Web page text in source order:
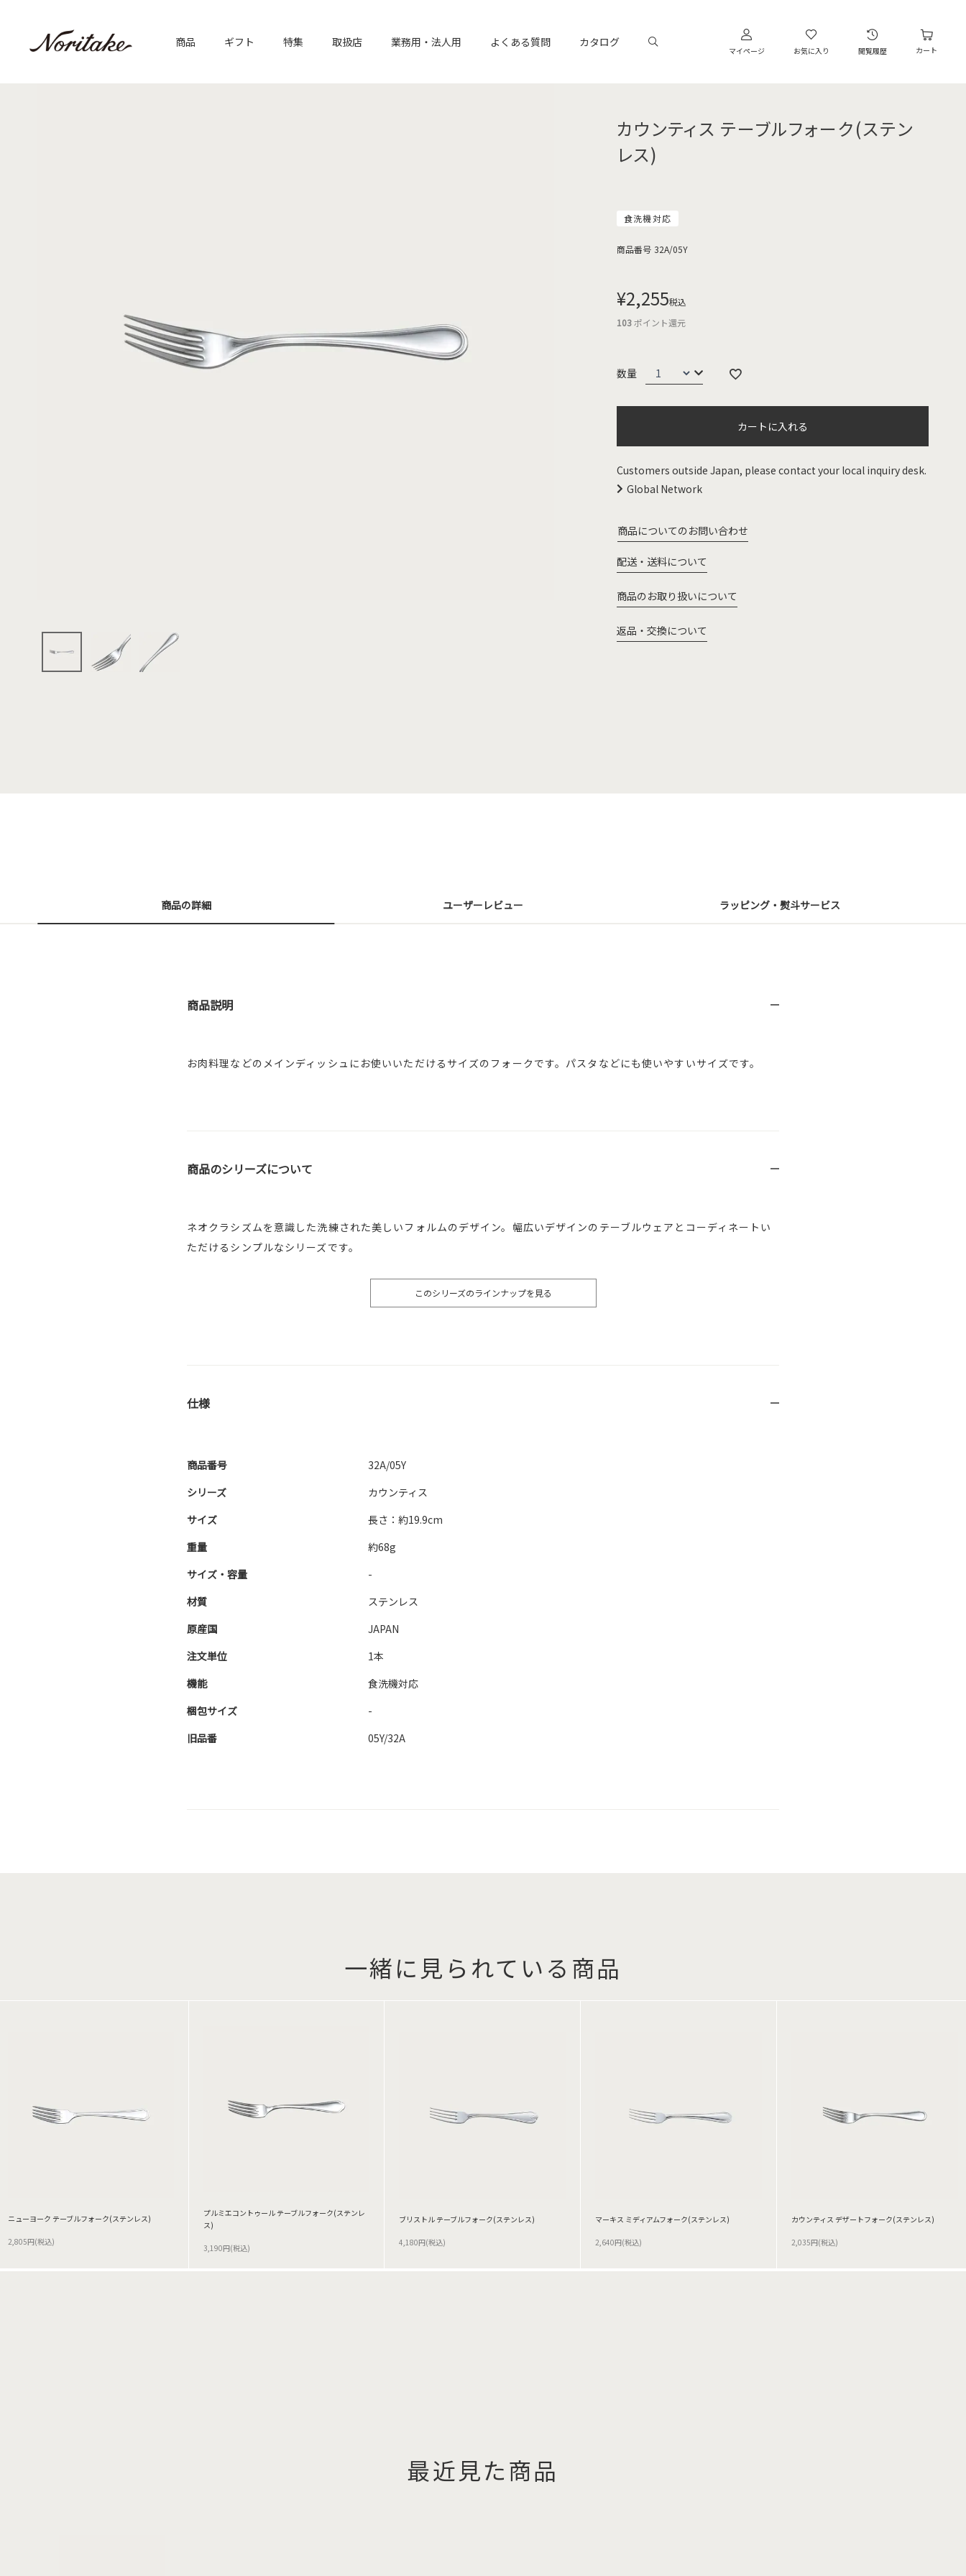
商品 ギフト 特集 取扱店 業務用・法人用 よくある質問 カタログ
マイページ お気に入り 閲覧履歴 カート
カウンティス テーブルフォーク(ステン
レス)
食洗機対応
商品番号 32A/05Y
¥2,255税込
103ポイント還元
カートに入れる
Customers outside Japan, please contact your local inquiry desk.
Global Network
商品についてのお問い合わせ
配送・送料について
商品のお取り扱いについて
返品・交換について
商品の詳細 ユーザーレビュー ラッピング・熨斗サービス
商品説明
お肉料理などのメインディッシュにお使いいただけるサイズのフォークです。パスタなどにも使いやすいサイズです。
商品のシリーズについて
ネオクラシズムを意識した洗練された美しいフォルムのデザイン。幅広いデザインのテーブルウェアとコーディネートい
ただけるシンプルなシリーズです。
このシリーズのラインナップを見る
仕様
商品番号
32A/05Y
シリーズ
カウンティス
サイズ
長さ：約19.9cm
重量
約68g
サイズ・容量
-
材質
ステンレス
原産国
JAPAN
注文単位
1本
機能
食洗機対応
梱包サイズ
-
旧品番
05Y/32A
一緒に見られている商品
ニューヨーク テーブルフォーク(ステンレス)
2,805円(税込)
プルミエコントゥール テーブルフォーク(ステンレ
ス)
3,190円(税込)
ブリストル テーブルフォーク(ステンレス)
4,180円(税込)
マーキス ミディアムフォーク(ステンレス)
2,640円(税込)
カウンティス デザートフォーク(ステンレス)
2,035円(税込)
最近見た商品